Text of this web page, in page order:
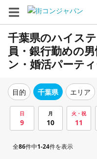
千葉県のハイス
員・銀行勤めの
ン・婚活パーテ
目的 千葉県 エリア
日
9
月
10
火・祝
11
全86件中1-24件を表示